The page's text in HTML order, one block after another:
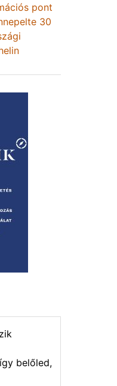
pont
30
belőled,